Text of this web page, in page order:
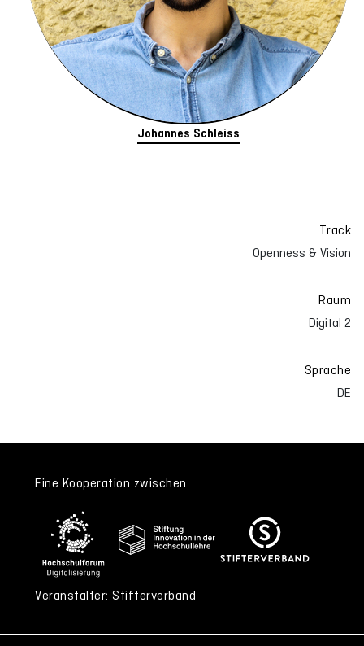
Johannes Schleiss
Track
Openness & Vision
Raum
Digital 2
Sprache
DE
Eine Kooperation zwischen
Veranstalter: Stifterverband